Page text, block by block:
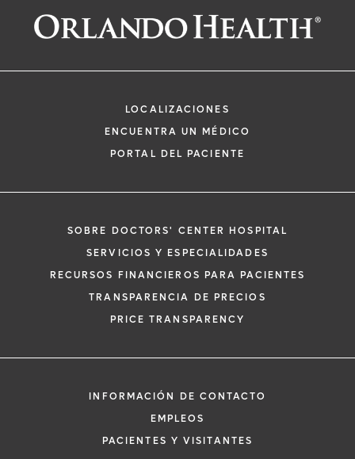
Solicitar una cita con:
Rebeca A Cuebas Villanueva, MD
Pediatría
*Si tiene una emergencia médica, llame
inmediato.
El siguiente formulario solo crea una
no una cita confirmada. Al completarlo,
representante se pondrá en contacto
información médica por correo
Orlando Health y sus afiliados.
LOCALIZACIONES
ENCUENTRA UN MÉDICO
PORTAL DEL PACIENTE
SOBRE DOCTORS' CENTER HOSPITAL
SERVICIOS Y ESPECIALIDADES
RECURSOS FINANCIEROS PARA PACIENTES
TRANSPARENCIA DE PRECIOS
PRICE TRANSPARENCY
INFORMACIÓN DE CONTACTO
EMPLEOS
PACIENTES Y VISITANTES